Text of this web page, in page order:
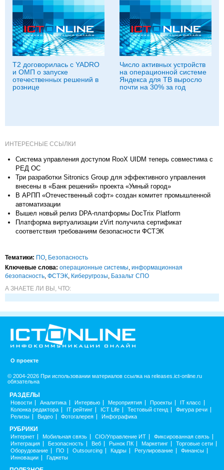
T2 договорилась с YADRO
и ОМП о запуске
отечественных решений в
рознице
Число активных устройств
на операционной системе
Яндекса для ТВ выросло
почти на 30% за год
ИНТЕРЕСНЫЕ ССЫЛКИ
Система управления доступом RooX UIDM теперь совместима с
РЕД ОС
Три разработки Sitronics Group для эффективного управления
внесены в «Банк решений» проекта «Умный город»
В АРПП «Отечественный софт» создан комитет промышленной
автоматизации
Вышел новый релиз DPA-платформы DocTrix Platform
Платформа виртуализации zVirt получила сертификат
соответствия требованиям безопасности ФСТЭК
Тематики: ПО, Безопасность
Ключевые слова: операционные системы, информационная
безопасность, ФСТЭК, Киберугрозы, Базальт СПО
А ЗНАЕТЕ ЛИ ВЫ, ЧТО:
О проекте
© 2004-2026 При использовании материалов ссылка на releases.ict-online.ru
обязательна
РАЗДЕЛЫ
Новости Аналитика Интервью Мероприятия Проекты
IT класс
Колонка редактора
IT рейтинг ICT Life Тестовый стенд
Фигура речи
Релизы
Видео Фотогалерея Инфографика
РУБРИКИ
Интернет Мобильная связь CIO/Управление ИТ
Фиксированная связь
Интеграция
Безопасность Веб Рынок ПК Маркетинг
Торговые сети
Оборудование
ПО Outsourcing Кадры Регулирование
Финансы
Инновации
Гаджеты